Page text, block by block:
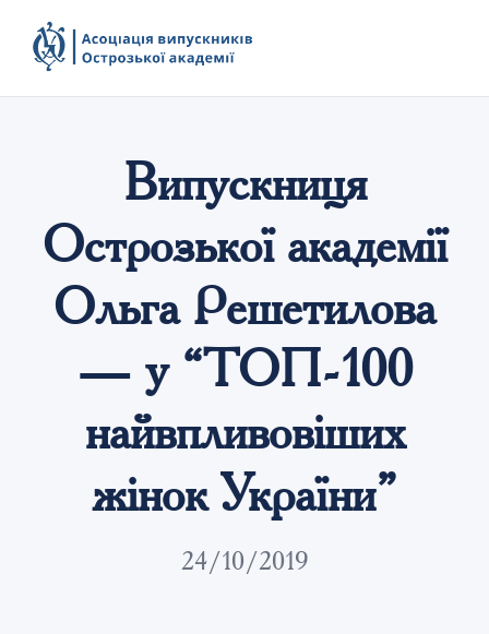
Випускниця
Острозької академії
Ольга Решетилова
— у “ТОП-100
найвпливовіших
жінок України”
24/10/2019